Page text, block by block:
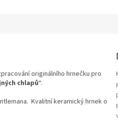
originálního hrnečku pro
chlapů“.
Kvalitní keramický hrnek o